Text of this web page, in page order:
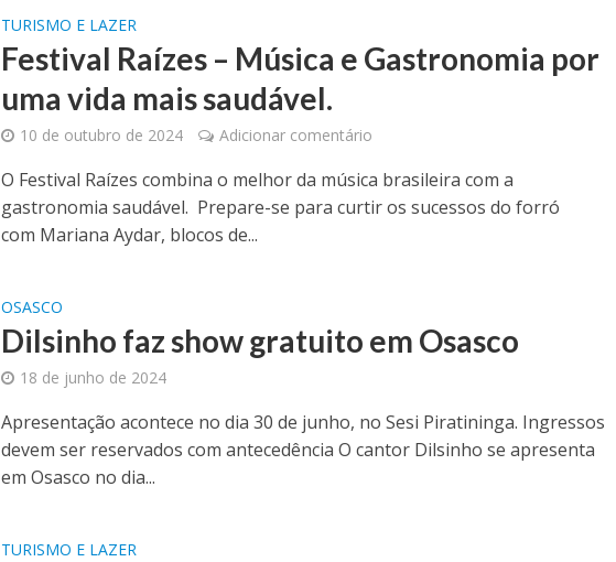
TURISMO E LAZER
Festival Raízes – Música e Gastronomia por
uma vida mais saudável.
10 de outubro de 2024 Adicionar comentário
O Festival Raízes combina o melhor da música brasileira com a
gastronomia saudável. Prepare-se para curtir os sucessos do forró
com Mariana Aydar, blocos de...
OSASCO
Dilsinho faz show gratuito em Osasco
18 de junho de 2024
Apresentação acontece no dia 30 de junho, no Sesi Piratininga. Ingressos
devem ser reservados com antecedência O cantor Dilsinho se apresenta
em Osasco no dia...
TURISMO E LAZER